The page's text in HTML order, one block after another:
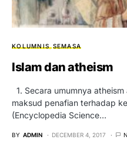
KOLUMNIS SEMASA
Islam dan atheism
1. Secara umumnya
maksud penafian terhadap
(Encyclopedia Science…
BY ADMIN DECEMBER 4, 2017